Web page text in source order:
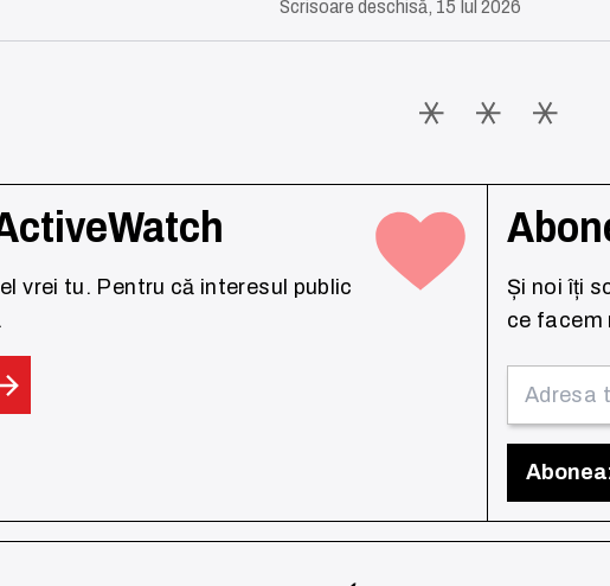
Scrisoare deschisă, 15 Iul 2026
vrei tu. Pentru că interesul public
Și noi îți
ce facem